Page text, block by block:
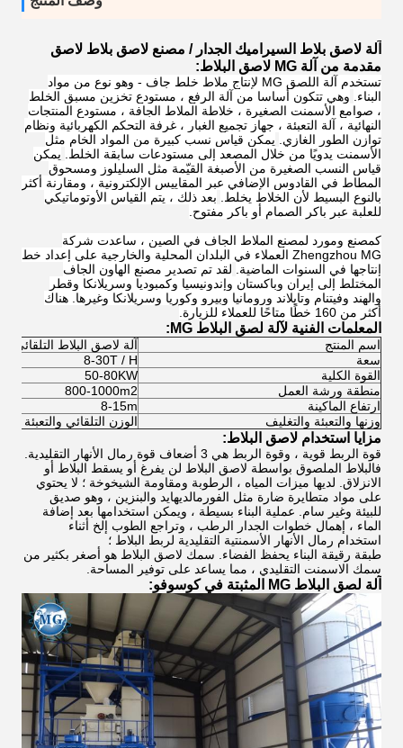
آلة لاصق بلاط السيراميك الجدار / مصنع لاصق بلاط لاصق
مقدمة من آلة MG لاصق البلاط:
تستخدم آلة اللصق MG لإنتاج ملاط ​​خلط جاف - وهو نوع من مواد
البناء.
وهي تتكون أساسا من آلة الرفع ، مستودع تخزين مسبق الخلط
، صوامع الأسمنت الصغيرة ، خلاطة الملاط الجافة ، مستودع المنتجات
النهائية ، آلة التعبئة ، جهاز تجميع الغبار ، غرفة التحكم الكهربائية ونظام
توازن الطور الغازي.
يمكن قياس نسب كبيرة من المواد الخام مثل
الأسمنت يدويًا من خلال المصعد إلى مستودعات سابقة الخلط.
يمكن
قياس النسب الصغيرة من الأصبغة القيّمة مثل السليلوز ومسحوق
المطاط في القادوس الإضافي عبر المقاييس الإلكترونية ، ومقارنة أكثر
بالنوع البسيط لأن الخلاط يخلط.
بعد ذلك ، يتم القياس الأوتوماتيكي
للعلبة عبر باكر الصمام أو باكر مفتوح.
كمصنع ومورد لمصنع الملاط الجاف في الصين ، ساعدت شركة
Zhengzhou MG العملاء في البلدان المحلية والخارجية على إعداد خط
إنتاجها في السنوات الماضية.
لقد تم تصدير مصنع الهاون الجاف
المختلط إلى إيران وباكستان وإندونيسيا وكمبوديا وسريلانكا وقطر
والهند وفيتنام وتايلاند ورومانيا وبيرو وكوريا وسريلانكا وغيرها. هناك
أكثر من 160 خطًا متاحًا للعملاء للزيارة.
المعلمات الفنية لآلة لصق البلاط MG:
اسم المنتج
آلة لاصق البلاط التلقائي
سعة
8-30T / H
القوة الكلية
50-80KW
منطقة ورشة العمل
800-1000m2
ارتفاع الماكينة
8-15m
وزنها والتعبئة والتغليف
الوزن التلقائي والتعبئة
مزايا استخدام لاصق البلاط:
قوة الربط قوية ، وقوة الربط هي 3 أضعاف قوة رمال الأنهار التقليدية.
فالبلاط الملصوق بواسطة لاصق البلاط لن يفرغ أو يسقط البلاط أو
الانزلاق. لديها ميزات المياه ، الرطوبة ومقاومة الشيخوخة ؛ لا يحتوي
على مواد متطايرة ضارة مثل الفورمالديهايد والبنزين ، وهو صديق
للبيئة وغير سام. عملية البناء بسيطة ، ويمكن استخدامها بعد إضافة
الماء ، إهمال خطوات الجدار الرطب ، وتراجع الطوب إلخ أثناء
استخدام رمال الأنهار الأسمنتية التقليدية لربط البلاط ؛
طبقة رقيقة البناء يحفظ الفضاء. سمك لاصق البلاط هو أصغر بكثير من
سمك الاسمنت التقليدي ، مما يساعد على توفير المساحة.
آلة لصق البلاط MG المثبتة في كوسوفو: